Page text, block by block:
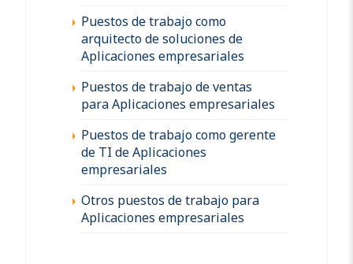
Puestos de trabajo como
arquitecto de soluciones de
Aplicaciones empresariales
Puestos de trabajo de ventas
para Aplicaciones empresariales
Puestos de trabajo como gerente
de TI de Aplicaciones
empresariales
Otros puestos de trabajo para
Aplicaciones empresariales